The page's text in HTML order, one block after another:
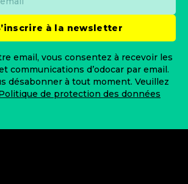
à la newsletter
email, vous consentez à recevoir les
communications d’odocar par email.
désabonner à tout moment. Veuillez
de protection des données